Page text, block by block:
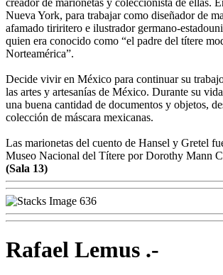
Nueva York, para trabajar como diseñador de
afamado tiriritero e ilustrador germano-
quien era conocido como “el padre del títere
Norteamérica”.
Decide vivir en México para continuar su
las artes y artesanías de México. Durante su
una buena cantidad de documentos y objetos,
colección de máscara mexicanas.
Las marionetas del cuento de Hansel y Gretel
Museo Nacional del Títere por Dorothy Mann
(Sala 13)
Rafael Lemus .-